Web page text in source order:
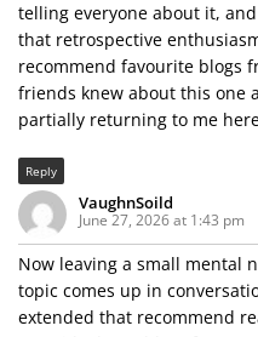
telling everyone about it,
that retrospective
recommend favourite blogs
friends knew about this one
partially returning to me
Reply
VaughnSoild
June 27, 2026 at 1:43 pm
Now leaving a small mental
topic comes up in
extended that recommend